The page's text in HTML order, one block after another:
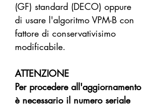
(GF) standard (DECO) oppure
di usare l'algoritmo VPM-B con
fattore di conservativisimo
modificabile.
ATTENZIONE
Per procedere all'aggiornamento
è necessario il numero seriale